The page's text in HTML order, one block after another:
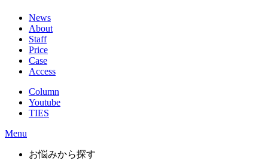
News
About
Staff
Price
Case
Access
Column
Youtube
TIES
Menu
お悩みから探す